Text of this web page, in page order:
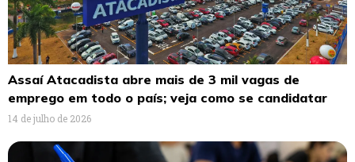
Assaí Atacadista abre mais de 3 mil vagas de
emprego em todo o país; veja como se candidatar
14 de julho de 2026